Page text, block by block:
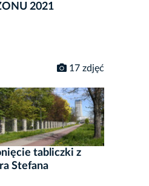
2021
17 zdjęć
tabliczki z
Stefana